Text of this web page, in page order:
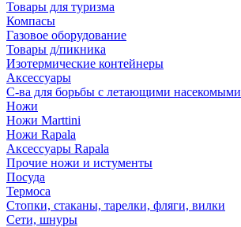
Товары для туризма
Компасы
Газовое оборудование
Товары д/пикника
Изотермические контейнеры
Аксессуары
С-ва для борьбы с летающими насекомыми
Ножи
Ножи Marttini
Ножи Rapala
Аксессуары Rapala
Прочие ножи и истументы
Посуда
Термоса
Стопки, стаканы, тарелки, фляги, вилки
Сети, шнуры